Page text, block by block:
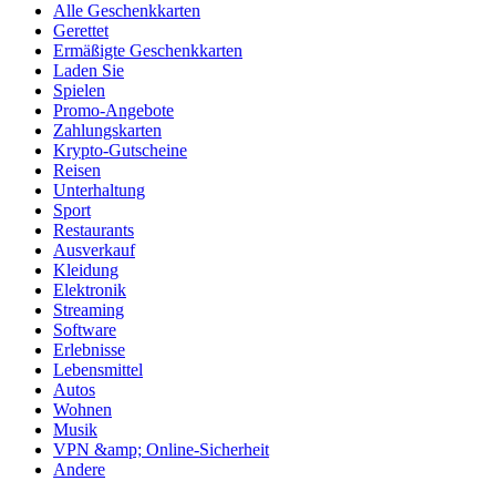
Alle Geschenkkarten
Gerettet
Ermäßigte Geschenkkarten
Laden Sie
Spielen
Promo-Angebote
Zahlungskarten
Krypto-Gutscheine
Reisen
Unterhaltung
Sport
Restaurants
Ausverkauf
Kleidung
Elektronik
Streaming
Software
Erlebnisse
Lebensmittel
Autos
Wohnen
Musik
VPN &amp; Online-Sicherheit
Andere